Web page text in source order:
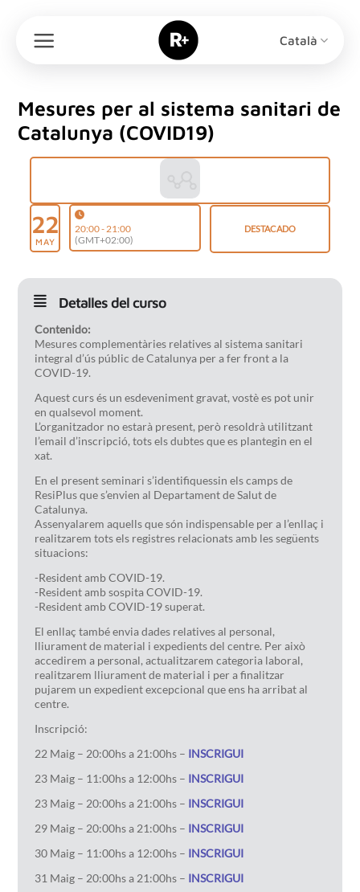
content
Català
Mesures per al sistema sanitari de
Catalunya (COVID19)
22
MAY
20:00 - 21:00
(GMT+02:00)
DESTACADO
Detalles del curso
Contenido:
Mesures complementàries relatives al sistema sanitari
integral d’ús públic de Catalunya per a fer front a la
COVID-19.
Aquest curs és un esdeveniment gravat, vostè es pot unir
en qualsevol moment.
L’organitzador no estarà present, però resoldrà utilitzant
l’email d’inscripció, tots els dubtes que es plantegin en el
xat.
En el present seminari s’identifiquessin els camps de
ResiPlus que s’envien al Departament de Salut de
Catalunya.
Assenyalarem aquells que són indispensable per a l’enllaç i
realitzarem tots els registres relacionats amb les següents
situacions:
-Resident amb COVID-19.
-Resident amb sospita COVID-19.
-Resident amb COVID-19 superat.
El enllaç també envia dades relatives al personal,
lliurament de material i expedients del centre. Per això
accedirem a personal, actualitzarem categoria laboral,
realitzarem lliurament de material i per a finalitzar
pujarem un expedient excepcional que ens ha arribat al
centre.
Inscripció:
22 Maig – 20:00hs a 21:00hs – INSCRIGUI
23 Maig – 11:00hs a 12:00hs – INSCRIGUI
23 Maig – 20:00hs a 21:00hs – INSCRIGUI
29 Maig – 20:00hs a 21:00hs – INSCRIGUI
30 Maig – 11:00hs a 12:00hs – INSCRIGUI
31 Maig – 20:00hs a 21:00hs – INSCRIGUI